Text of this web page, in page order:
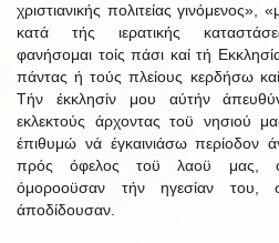
χριστιανικής πολιτείας
κατά τής ιερατικής
φανήσομαι τοίς πάσι καί τή
πάντας ή τούς πλείους κερδήσω
Τήν έκκλησίν μου αύτήν
εκλεκτούς άρχοντας τοϋ νησιού
έπιθυμώ νά έγκαινιάσω περίοδον
πρός όφελος τοϋ λαοϋ μας, ό
όμοροοϋσαν τήν ηγεσίαν του,
άποδίδουσαν.